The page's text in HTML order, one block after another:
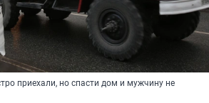
приехали, но спасти дом и мужчину не